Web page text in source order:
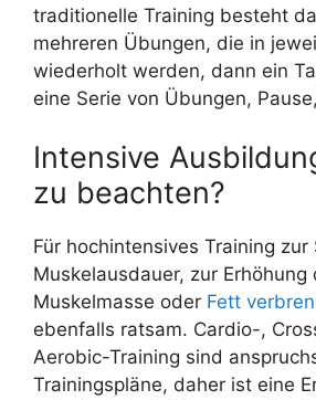
traditionelle Training besteht
mehreren Übungen, die in
wiederholt werden, dann ein
eine Serie von Übungen,
Intensive
zu beachten?
Für hochintensives Training
Muskelausdauer, zur Erhöhung
Muskelmasse oder Fett
ebenfalls ratsam. Cardio-,
Aerobic-Training sind
Trainingspläne, daher ist eine